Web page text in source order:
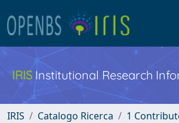
IRIS Institutional Research
IRIS Catalogo Ricerca 1